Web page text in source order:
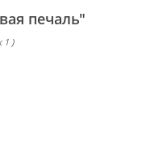
печаль"
1 )